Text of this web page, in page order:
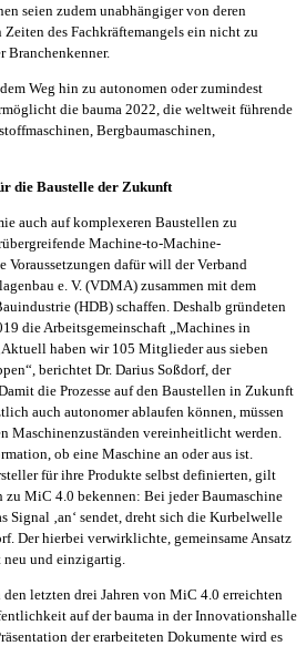
seien zudem unabhängiger von deren
des Fachkräftemangels ein nicht zu
Branchenkenner.
Weg hin zu autonomen oder zumindest
die bauma 2022, die weltweit führende
Bergbaumaschinen,
die Baustelle der Zukunft
auch auf komplexeren Baustellen zu
Machine-to-Machine-
dafür will der Verband
e. V. (VDMA) zusammen mit dem
(HDB) schaffen. Deshalb gründeten
die Arbeitsgemeinschaft „Machines in
haben wir 105 Mitglieder aus sieben
berichtet Dr. Darius Soßdorf, der
die Prozesse auf den Baustellen in Zukunft
auch autonomer ablaufen können, müssen
Maschinenzuständen vereinheitlicht werden.
ob eine Maschine an oder aus ist.
für ihre Produkte selbst definierten, gilt
zu MiC 4.0 bekennen: Bei jeder Baumaschine
Signal ‚an‘ sendet, dreht sich die Kurbelwelle
Der hierbei verwirklichte, gemeinsame Ansatz
und einzigartig.
letzten drei Jahren von MiC 4.0 erreichten
auf der bauma in der Innovationshalle
der erarbeiteten Dokumente wird es